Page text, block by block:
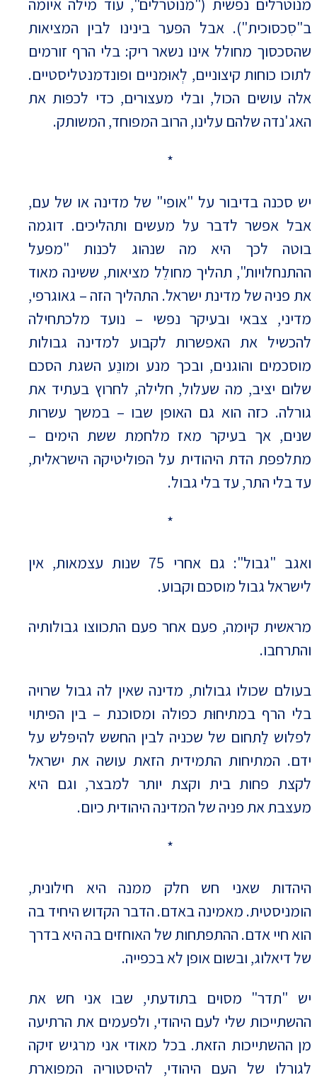
מנוטרלים נפשית ("מנוטרלים", עוד מילה איומה
ב"סִכסוכית"). אבל הפער בינינו לבין המציאות
שהסכסוך מחולל אינו נשאר ריק: בלי הרף זורמים
לתוכו כוחות קיצוניים, לְאוּמניים ופונדמנטליסטיים.
אלה עושים הכול, ובלי מעצורים, כדי לכפות את
האג'נדה שלהם עלינו, הרוב המפוחד, המשותק.
*
יש סכנה בדיבור על "אופי" של מדינה או של עם,
אבל אפשר לדבר על מעשים ותהליכים. דוגמה
בוטה לכך היא מה שנהוג לכנות "מפעל
ההתנחלויות", תהליך מחולֵל מציאות, ששינה מאוד
את פניה של מדינת ישראל. התהליך הזה – גאוגרפי,
מדיני, צבאי ובעיקר נפשי – נועד מלכתחילה
להכשיל את האפשרות לקבוע למדינה גבולות
מוסכמים והוגנים, ובכך מנע ומונֵע השגת הסכם
שלום יציב, מה שעלול, חלילה, לחרוץ בעתיד את
גורלה. כזה הוא גם האופן שבו – במשך עשרות
שנים, אך בעיקר מאז מלחמת ששת הימים –
מתלפפת הדת היהודית על הפוליטיקה הישראלית,
עד בלי התר, עד בלי גבול.
*
ואגב "גבול": גם אחרי 75 שנות עצמאות, אין
לישראל גבול מוסכם וקבוע.
מראשית קיומה, פעם אחר פעם התכווצו גבולותיה
והתרחבו.
בעולם שכולו גבולות, מדינה שאין לה גבול שרויה
בלי הרף במתיחוּת כפולה ומסוכנת – בין הפיתוי
לפלוש לַתחום של שכניה לבין החשש להיפּלש על
ידם. המתיחות התמידית הזאת עושה את ישראל
לקצת פחות בית וקצת יותר למבצר, וגם היא
מעצבת את פניה של המדינה היהודית כיום.
*
היהדות שאני חש חלק ממנה היא חילונית,
הומניסטית. מאמינה באדם. הדבר הקדוש היחיד בה
הוא חיי אדם. ההתפתחות של האוחזים בה היא בדרך
של דיאלוג, ובשום אופן לא בכפייה.
יש "תדר" מסוים בתודעתי, שבו אני חש את
ההשתייכות שלי לעם היהודי, ולפעמים את הרתיעה
מן ההשתייכות הזאת. בכל מאודי אני מרגיש זיקה
לגורלו של העם היהודי, להיסטוריה המפוארת